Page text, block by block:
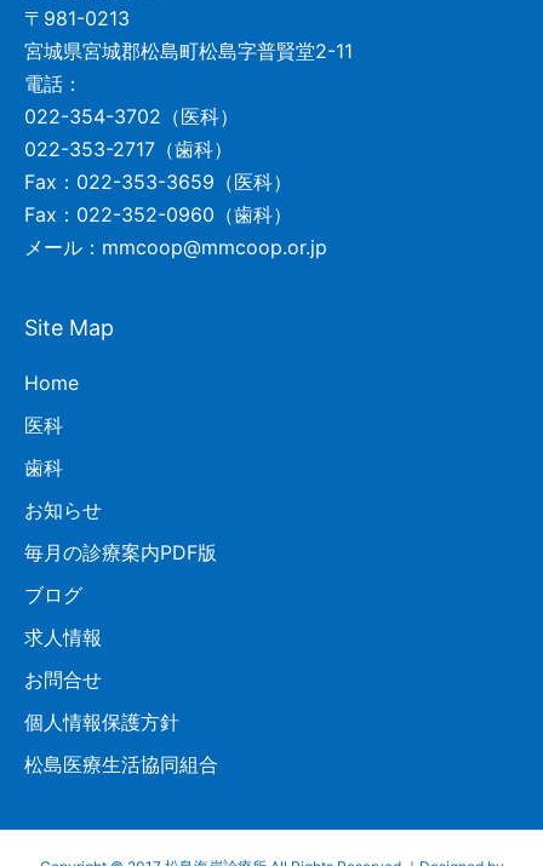
〒981-0213
宮城県宮城郡松島町松島字普賢堂2-11
電話：
022-354-3702（医科）
022-353-2717（歯科）
Fax：022-353-3659（医科）
Fax：022-352-0960（歯科）
メール：mmcoop@mmcoop.or.jp
Site Map
Home
医科
歯科
お知らせ
毎月の診療案内PDF版
ブログ
求人情報
お問合せ
個人情報保護方針
松島医療生活協同組合